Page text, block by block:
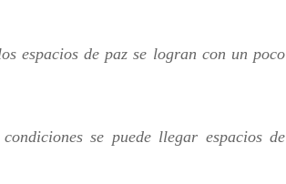
espacios de paz se logran con un poco
se puede llegar espacios de